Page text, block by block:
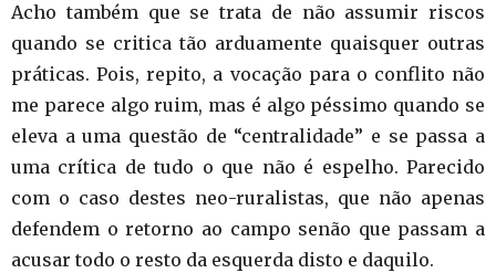
Acho também que se trata de não assumir riscos
quando se critica tão arduamente quaisquer outras
práticas. Pois, repito, a vocação para o conflito não
me parece algo ruim, mas é algo péssimo quando se
eleva a uma questão de “centralidade” e se passa a
uma crítica de tudo o que não é espelho. Parecido
com o caso destes neo-ruralistas, que não apenas
defendem o retorno ao campo senão que passam a
acusar todo o resto da esquerda disto e daquilo.